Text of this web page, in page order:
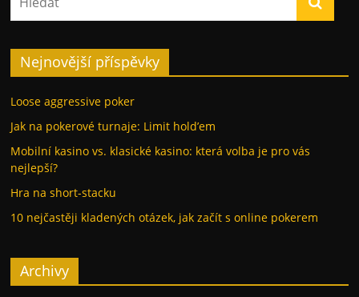
Nejnovější příspěvky
Loose aggressive poker
Jak na pokerové turnaje: Limit hold’em
Mobilní kasino vs. klasické kasino: která volba je pro vás
nejlepší?
Hra na short-stacku
10 nejčastěji kladených otázek, jak začít s online pokerem
Archivy